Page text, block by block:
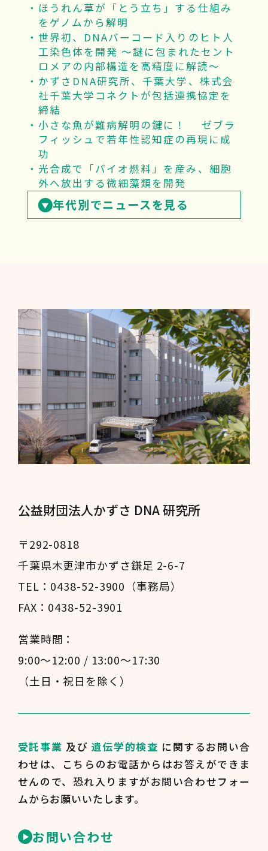
ほうれん草が「とう立ち」する仕組み
をゲノムから解明
世界初、DNAバーコード入りのヒト人
工染色体を開発 ～謎に包まれたセント
ロメアの内部構造を高精度に解読～
かずさDNA研究所、千葉大学、株式会
社千葉大学コネクトが包括連携協定を
締結
小さな魚が難病解明の鍵に！ ゼブラ
フィッシュで若年性認知症の再現に成
功
光合成で「バイオ燃料」を産み、細胞
外へ放出する微細藻類を開発
年代別でニュースを見る
公益財団法人かずさ DNA 研究所
〒292-0818
千葉県木更津市かずさ鎌足 2-6-7
TEL：0438-52-3900（事務局）
FAX：0438-52-3901
営業時間：
9:00～12:00 / 13:00～17:30
（土日・祝日を除く）
受託事業 及び 遺伝学的検査 に関するお問い合
わせは、
こちらのお電話からはお答えができま
せんので、 恐れ入りますがお問い合わせフォー
ムからお願いいたします。
お問い合わせ